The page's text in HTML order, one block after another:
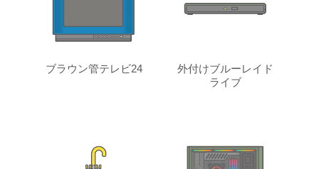
ブラウン管テレビ24
外付けブルーレイド
ライブ